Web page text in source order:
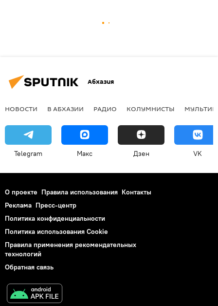
Абхазия
НОВОСТИ В АБХАЗИИ РАДИО КОЛУМНИСТЫ
Telegram Макс Дзен VK
О проекте Правила использования Контакты
Реклама Пресс-центр
Политика конфиденциальности
Политика использования Cookie
Правила применения рекомендательных
технологий
Обратная связь